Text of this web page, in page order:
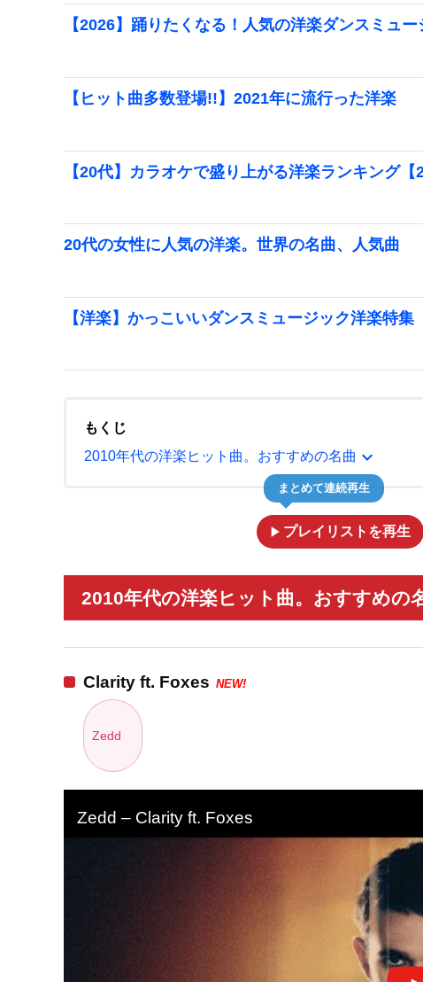
【2026】踊りたくなる！人気の洋楽ダンスミュー
【ヒット曲多数登場!!】2021年に流行った洋楽
【20代】カラオケで盛り上がる洋楽ランキング【
20代の女性に人気の洋楽。世界の名曲、人気曲
【洋楽】かっこいいダンスミュージック洋楽特集
もくじ
2010年代の洋楽ヒット曲。おすすめの名曲 expand_more
play_arrow プレイリストを再生
まとめて連続再生
2010年代の洋楽ヒット曲。おすすめの
Clarity ft. Foxes NEW!
Zedd
Zedd – Clarity ft. Foxes